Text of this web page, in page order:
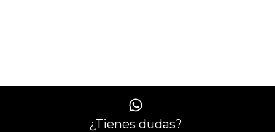
¿Tienes dudas?